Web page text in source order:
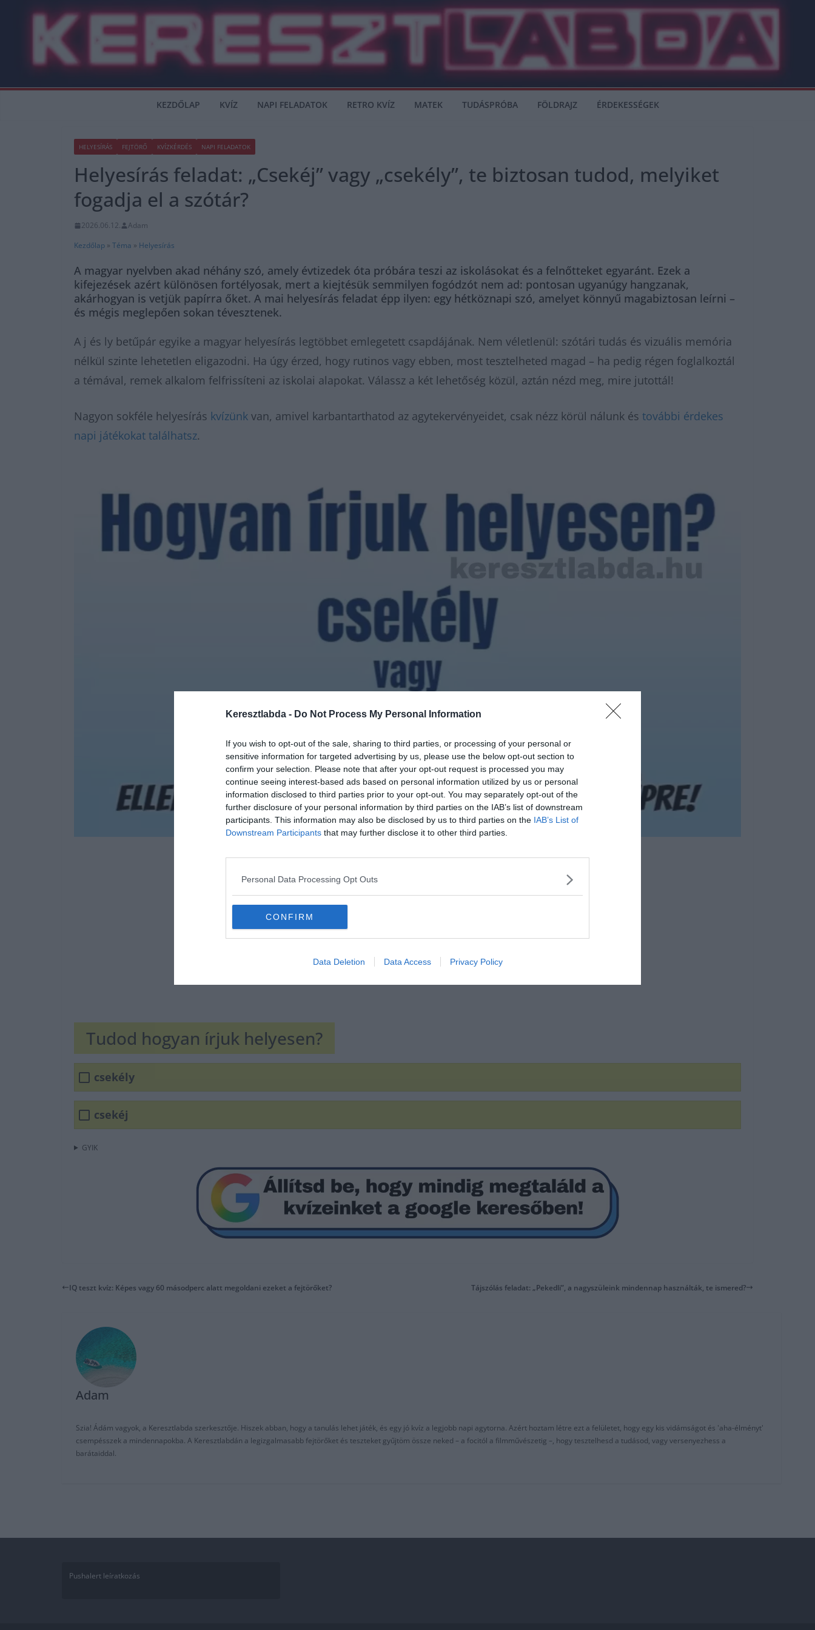
Keresztlabda - Do Not Process My Personal Information
If you wish to opt-out of the sale, sharing to third parties, or processing of your personal or
sensitive information for targeted advertising by us, please use the below opt-out section to
confirm your selection. Please note that after your opt-out request is processed you may
continue seeing interest-based ads based on personal information utilized by us or personal
information disclosed to third parties prior to your opt-out. You may separately opt-out of the
further disclosure of your personal information by third parties on the IAB’s list of downstream
participants. This information may also be disclosed by us to third parties on the IAB’s List of
Downstream Participants that may further disclose it to other third parties.
Personal Data Processing Opt Outs
CONFIRM
Data Deletion Data Access Privacy Policy
KEZDŐLAP KVÍZ NAPI FELADATOK RETRO KVÍZ MATEK TUDÁSPRÓBA FÖLDRAJZ ÉRDEKESSÉGEK
HELYESÍRÁS FEJTÖRŐ KVÍZKÉRDÉS NAPI FELADATOK
Helyesírás feladat: „Csekéj” vagy „csekély”, te biztosan tudod, melyiket
fogadja el a szótár?
2026.06.12.
Adam
Kezdőlap » Téma » Helyesírás
A magyar nyelvben akad néhány szó, amely évtizedek óta próbára teszi az iskolásokat és a felnőtteket egyaránt. Ezek a
kifejezések azért különösen fortélyosak, mert a kiejtésük semmilyen fogódzót nem ad: pontosan ugyanúgy hangzanak,
akárhogyan is vetjük papírra őket. A mai helyesírás feladat épp ilyen: egy hétköznapi szó, amelyet könnyű magabiztosan leírni –
és mégis meglepően sokan tévesztenek.
A j és ly betűpár egyike a magyar helyesírás legtöbbet emlegetett csapdájának. Nem véletlenül: szótári tudás és vizuális memória
nélkül szinte lehetetlen eligazodni. Ha úgy érzed, hogy rutinos vagy ebben, most tesztelheted magad – ha pedig régen foglalkoztál
a témával, remek alkalom felfrissíteni az iskolai alapokat. Válassz a két lehetőség közül, aztán nézd meg, mire jutottál!
Nagyon sokféle helyesírás kvízünk van, amivel karbantarthatod az agytekervényeidet, csak nézz körül nálunk és további érdekes
napi játékokat találhatsz.
Tudod hogyan írjuk helyesen?
csekély
csekéj
GYIK
IQ teszt kvíz: Képes vagy 60 másodperc alatt megoldani ezeket a fejtörőket? Tájszólás feladat: „Pekedli”, a nagyszüleink mindennap használták, te ismered?
Adam
Szia! Ádám vagyok, a Keresztlabda szerkesztője. Hiszek abban, hogy a tanulás lehet játék, és egy jó kvíz a legjobb napi agytorna. Azért hoztam létre ezt a felületet, hogy egy kis vidámságot és 'aha-élményt'
csempésszek a mindennapokba. A Keresztlabdán a legizgalmasabb fejtörőket és teszteket gyűjtöm össze neked – a focitól a filmművészetig –, hogy tesztelhesd a tudásod, vagy versenyezhess a
barátaiddal.
Pushalert leíratkozás